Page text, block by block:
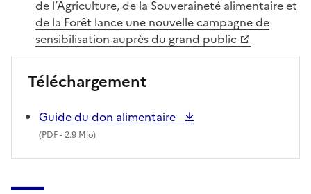
de l’Agriculture, de la Souveraineté alimentaire et
de la Forêt lance une nouvelle campagne de
sensibilisation auprès du grand public
Téléchargement
Guide du don alimentaire
(PDF- 2.9 Mio)